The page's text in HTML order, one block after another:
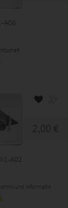
A06
2,00 €
A02
und Informatik